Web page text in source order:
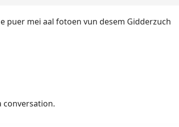
puer mei aal fotoen vun desem Gidderzuch